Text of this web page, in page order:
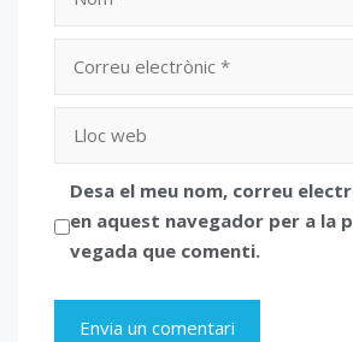
Desa el meu nom, correu
en aquest navegador per a la
vegada que comenti.